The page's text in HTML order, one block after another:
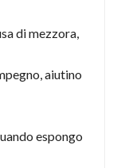
di mezzora,
aiutino
espongo